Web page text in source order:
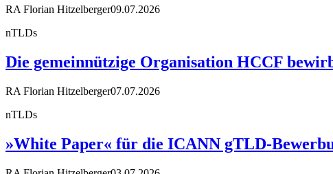
RA Florian Hitzelberger09.07.2026
nTLDs
Die gemeinnützige Organisation HCCF
RA Florian Hitzelberger07.07.2026
nTLDs
»White Paper« für die ICANN gTLD-